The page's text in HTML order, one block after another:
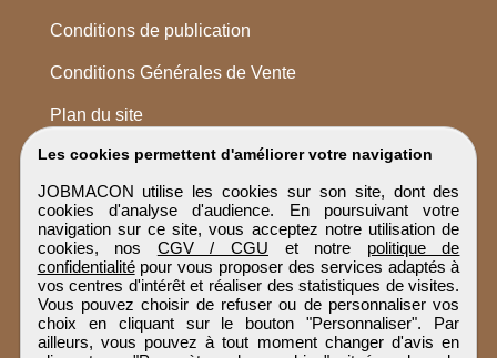
Les cookies permettent d'améliorer votre navigation
JOBMACON utilise les cookies sur son site, dont des
cookies d'analyse d'audience. En poursuivant votre
navigation sur ce site, vous acceptez notre utilisation de
cookies, nos CGV / CGU et notre politique de
confidentialitépour vous proposer des services adaptés à
vos centres d'intérêt et réaliser des statistiques de visites.
Vous pouvez choisir de refuser ou de personnaliser vos
choix en cliquant sur le bouton "Personnaliser". Par
ailleurs, vous pouvez à tout moment changer d'avis en
Conditions de publication
Conditions Générales de Vente
Plan du site